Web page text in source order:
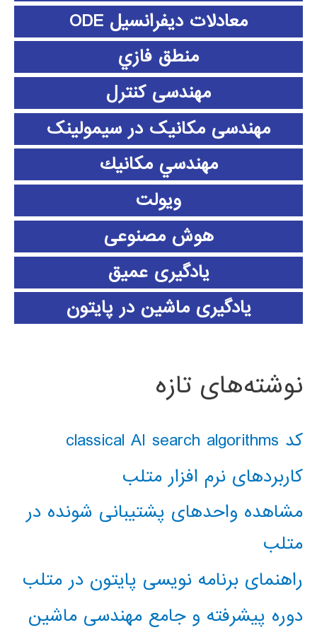
معادلات دیفرانسیل ODE
منطق فازي
مهندسی کنترل
مهندسی مکانیک در سیمولینک
مهندسي مكانيك
ویولت
هوش مصنوعی
یادگیری عمیق
یادگیری ماشین در پایتون
نوشته‌های تازه
کد classical AI search algorithms
کاربردهای نرم افزار متلب
مشاهده واحدهای پشتیبانی شونده در
متلب
راهنمای برنامه نویسی پایتون در متلب
دوره پیشرفته و جامع مهندسی ماشین